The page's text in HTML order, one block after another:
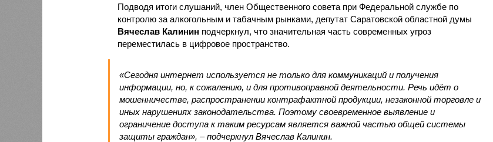
Подводя итоги слушаний, член Общественного совета при Федеральной службе по
контролю за алкогольным и табачным рынками, депутат Саратовской областной думы
Вячеслав Калинин подчеркнул, что значительная часть современных угроз
переместилась в цифровое пространство.
«Сегодня интернет используется не только для коммуникаций и получения
информации, но, к сожалению, и для противоправной деятельности. Речь идёт о
мошенничестве, распространении контрафактной продукции, незаконной торговле и
иных нарушениях законодательства. Поэтому своевременное выявление и
ограничение доступа к таким ресурсам является важной частью общей системы
защиты граждан», – подчеркнул Вячеслав Калинин.